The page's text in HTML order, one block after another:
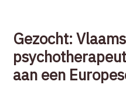
Gezocht:
aan een